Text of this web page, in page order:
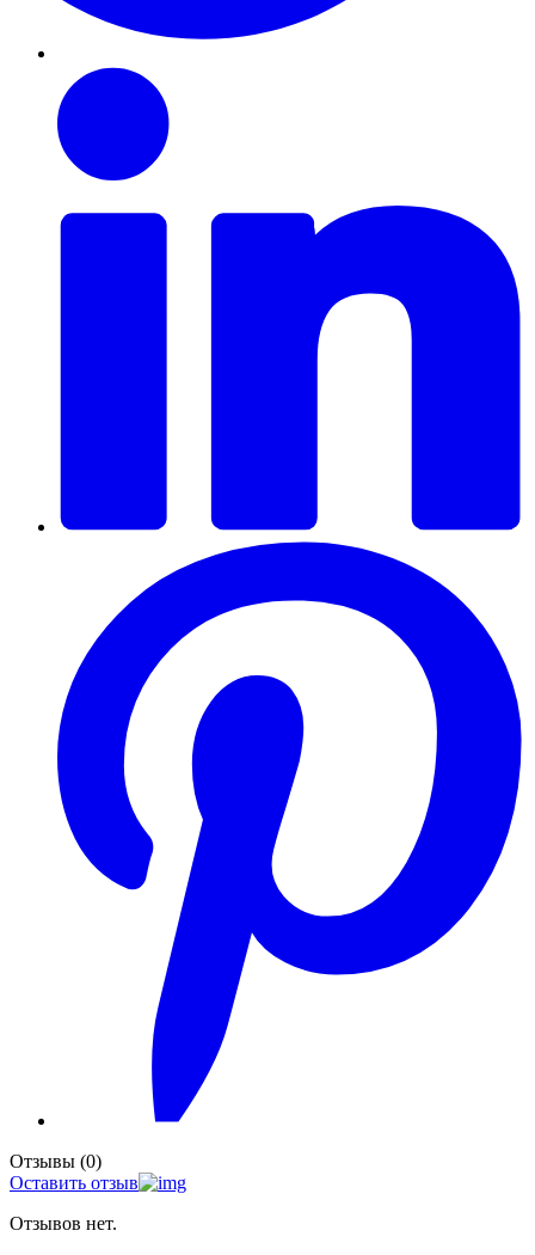
Отзывы (0)
Оставить отзыв
Отзывов нет.